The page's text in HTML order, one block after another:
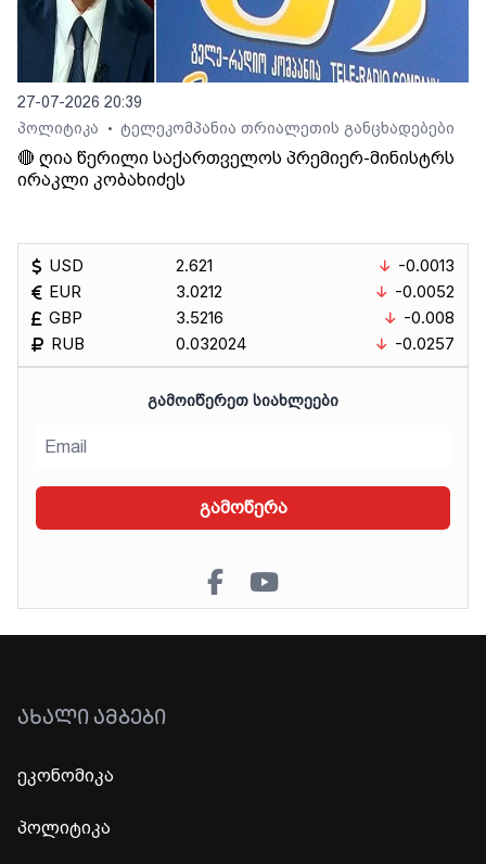
27-07-2026 20:39
პოლიტიკა
• ტელეკომპანია თრიალეთის განცხადებები
🔴 ღია წერილი საქართველოს პრემიერ-მინისტრს
ირაკლი კობახიძეს
USD
EUR
GBP
RUB
2.621
3.0212
3.5216
0.032024
-0.0013
-0.0052
-0.008
-0.0257
ᲒᲐᲛᲝᲘᲬᲔᲠᲔᲗ ᲡᲘᲐᲮᲚᲔᲔᲑᲘ
გამოწერა
ᲐᲮᲐᲚᲘ ᲐᲛᲑᲔᲑᲘ
ეკონომიკა
პოლიტიკა